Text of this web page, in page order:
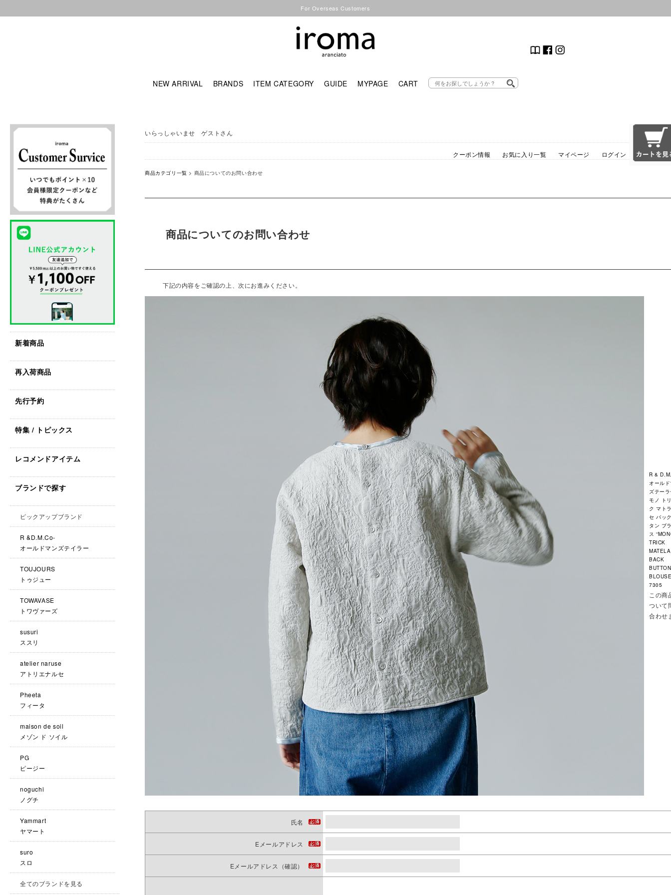
For Overseas Customers
NEW ARRIVAL BRANDS ITEM CATEGORY GUIDE MYPAGE CART
新着商品
再入荷商品
先行予約
特集 / トピックス
レコメンドアイテム
ブランドで探す
ピックアップブランド
R &D.M.Co-
オールドマンズテイラー
TOUJOURS
トゥジュー
TOWAVASE
トワヴァーズ
susuri
ススリ
atelier naruse
アトリエナルセ
Pheeta
フィータ
maison de soil
メゾン ド ソイル
PG
ピージー
noguchi
ノグチ
Yammart
ヤマート
suro
スロ
全てのブランドを見る
いらっしゃいませ ゲストさん
クーポン情報 お気に入り一覧 マイページ ログイン
商品カテゴリ一覧 > 商品についてのお問い合わせ
商品についてのお問い合わせ
下記の内容をご確認の上、次にお進みください。
R &
オール
ズテー
モノ ト
ク マト
セ バッ
タン ブ
ス
TRICK
BACK
BUTTON
7305
この商
ついて
合わせ
氏名
Eメールアドレス
Eメールアドレス（確認）